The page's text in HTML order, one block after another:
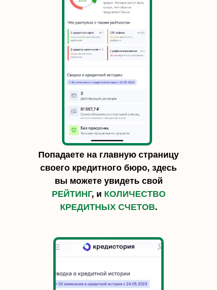
Попадаете на главную страницу
своего кредитного бюро, здесь
вы можете увидеть свой
РЕЙТИНГ, и КОЛИЧЕСТВО
КРЕДИТНЫХ СЧЕТОВ.